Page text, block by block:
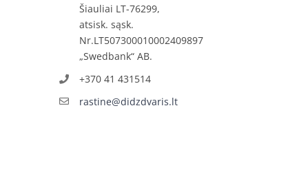
Šiauliai LT-76299,
atsisk. sąsk.
Nr.LT507300010002409897
„Swedbank“ AB.
+370 41 431514
rastine@didzdvaris.lt